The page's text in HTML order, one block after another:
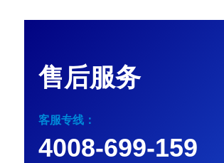
售后服务
客服专线：
4008-699-159